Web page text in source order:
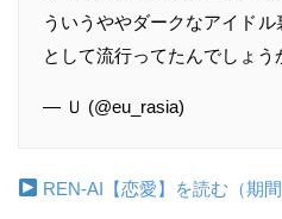
ういうややダークなアイド
として流行ってたんでしょう
— Ｕ (@eu_rasia)
REN-AI【恋愛】を読む（期間